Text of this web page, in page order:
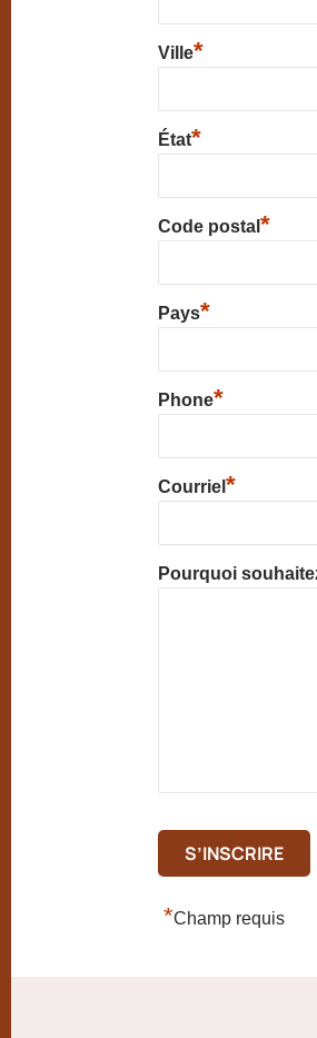
Ville*
État*
Code postal*
Pays*
Phone*
Courriel*
Pourquoi
*Champ requis